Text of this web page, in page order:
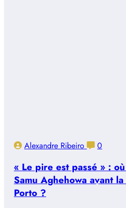
Alexandre Ribeiro 0
« Le pire est passé » :
Samu Aghehowa avant
Porto ?